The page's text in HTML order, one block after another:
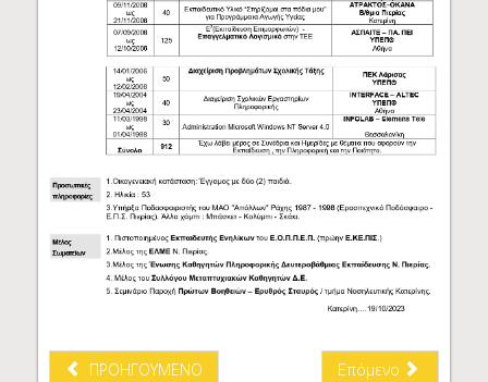
ΠΡΟΗΓΟΎΜΕΝΟ Επόμενο